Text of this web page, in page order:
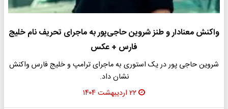
واکنش معنادار و طنز شروین حاجی‌پور به ماجرای تحریف نام خلیج
فارس + عکس
شروین حاجی پور در یک استوری به ماجرای ترامپ و خلیج فارس واکنش
نشان داد.
۲۲ اردیبهشت ۱۴۰۴